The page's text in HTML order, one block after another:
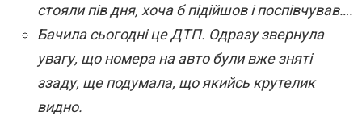
стояли пів дня, хоча б підійшов і поспівчував….
Бачила сьогодні це ДТП. Одразузвернула
увагу, що номера на авто були вже зняті
ззаду, ще подумала, що якийсь крутелик
видно.